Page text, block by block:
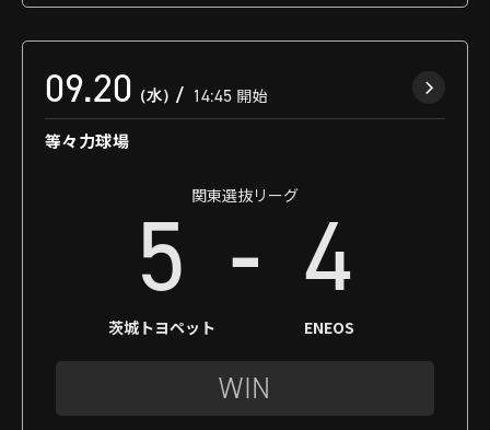
09.20 （水） 14:45 開始
等々力球場
関東選抜リーグ
5
茨城トヨペット
- 4
ENEOS
WIN